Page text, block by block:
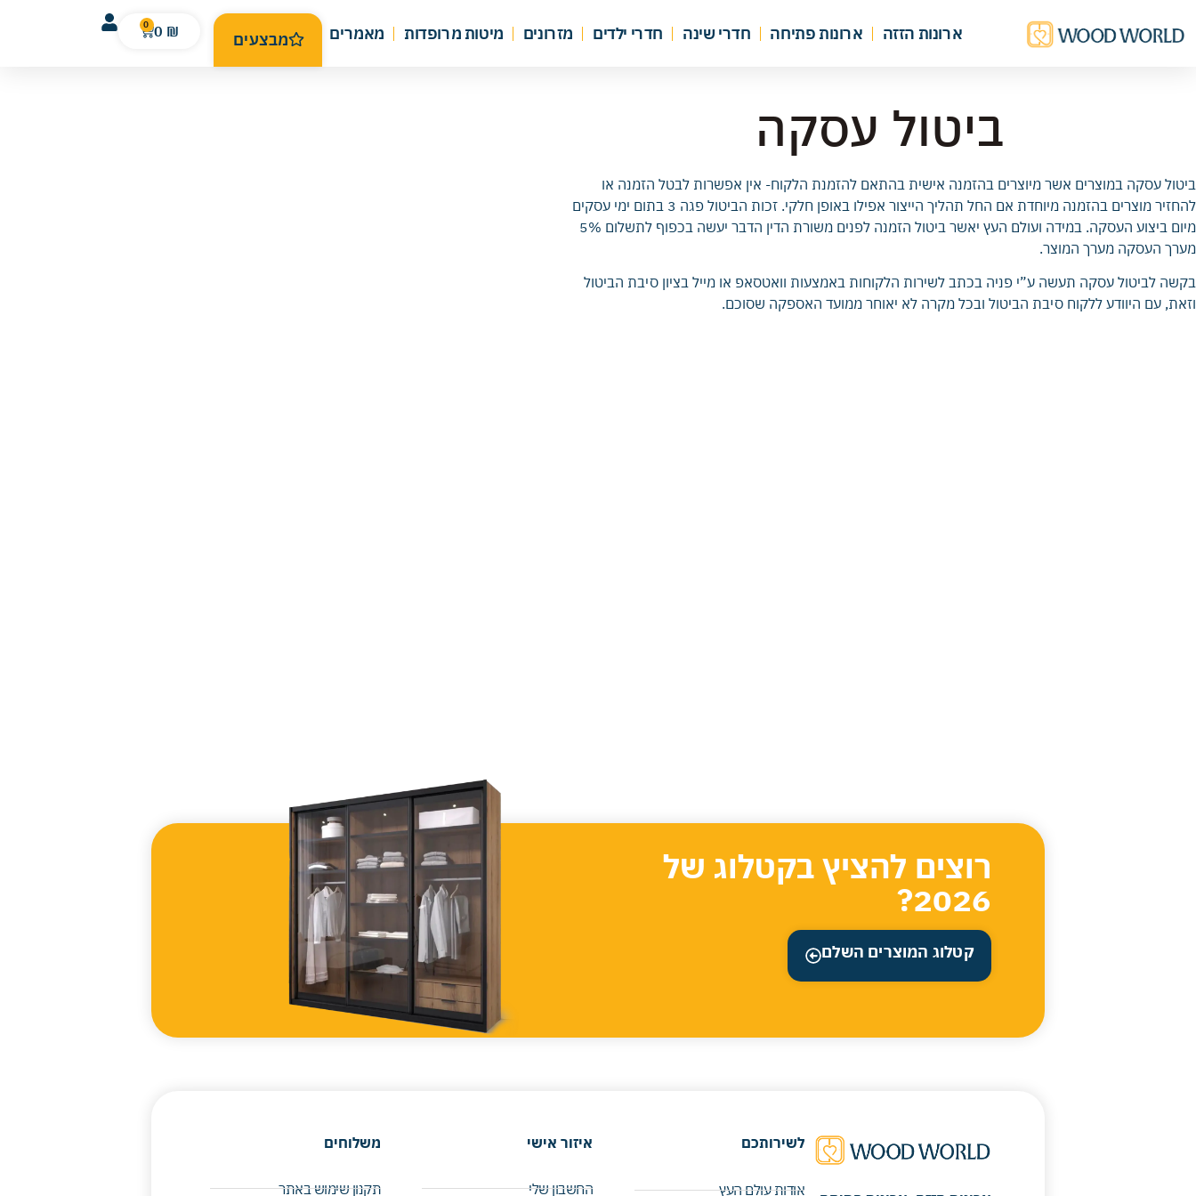
ארונות הזזה ארונות פתיחה חדרי שינה חדרי ילדים מזרונים מיטות מרופדות מאמרים מבצעים 0 ₪
0
ביטול עסקה
ביטול עסקה במוצרים אשר מיוצרים בהזמנה אישית בהתאם להזמנת הלקוח- אין אפשרות לבטל הזמנה או
להחזיר מוצרים בהזמנה מיוחדת אם החל תהליך הייצור אפילו באופן חלקי. זכות הביטול פגה 3 בתום ימי עסקים
מיום ביצוע העסקה. במידה ועולם העץ יאשר ביטול הזמנה לפנים משורת הדין הדבר יעשה בכפוף לתשלום 5%
מערך העסקה מערך המוצר.
בקשה לביטול עסקה תעשה ע”י פניה בכתב לשירות הלקוחות באמצעות וואטסאפ או מייל בציון סיבת הביטול
וזאת, עם היוודע ללקוח סיבת הביטול ובכל מקרה לא יאוחר ממועד האספקה שסוכם.
רוצים להציץ בקטלוג של
2026?
קטלוג המוצרים השלם
לשירותכם
אודות עולם העץ
איזור אישי
החשבון שלי
משלוחים
תקנון שימוש באתר